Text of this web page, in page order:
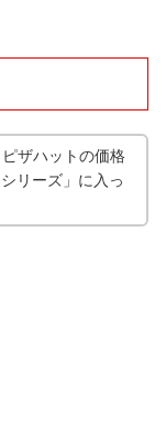
ザハットの価格
リーズ」に入っ